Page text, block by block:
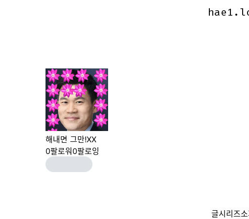
해내면 그만!XX
0팔로워 0팔로잉
글시리즈소